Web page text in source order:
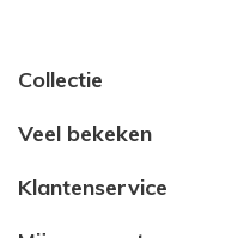
Collectie
Veel bekeken
Klantenservice